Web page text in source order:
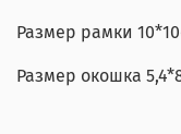
Размер рамки
Размер окошка